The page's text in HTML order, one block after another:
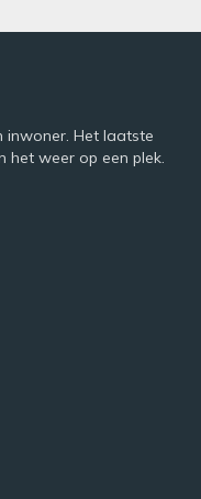
inwoner. Het laatste
het weer op een plek.